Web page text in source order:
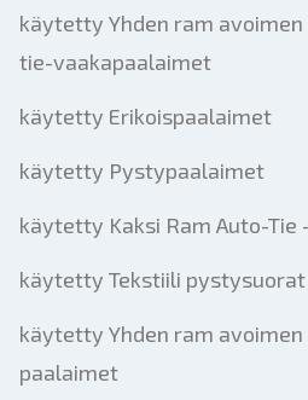
käytetty Yhden ram
tie-vaakapaalaimet
käytetty Erikoispaalaimet
käytetty Pystypaalaimet
käytetty Kaksi Ram Auto-Tie
käytetty Tekstiili
käytetty Yhden ram
paalaimet